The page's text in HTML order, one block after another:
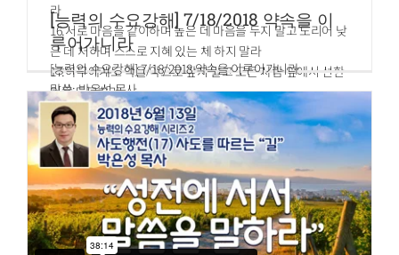
라
16.서로 마음을 같이하며 높은 데 마음을 두지 말고 도리어 낮
은 데 처하며 스스로 지혜 있는 체 하지 말라
17.아무에게도 악을 악으로 갚지 말고 모든 사람 앞에서 선한
일을 도모하라
18.할 수 있거든 너희로서는 모든 사람과 더불어 화목하라
[능력의 수요강해] 7/18/2018 약속을 이
루어가니라
[능력의 수요강해] 7/18/2018 약속을 이루어가니라
말씀: 박은성 목사
사도행전 7장 17~36절
17.하나님이 아브라함에게 약속하신 때가 가까우매 이스라엘
백성이 애굽에서 번성하여 많아졌더니
18.요셉을 알지 못하는 새 임금이 애굽 왕위에 오르매
19.그가 우리 족속에게 교활한 방법을 써서 조상들을 괴롭게
하여 그 어린 아이들을 내버려 살지 못하게 하려 할새
20.그 때에 모세가 났는데 하나님 보시기에 아름다운지라 그